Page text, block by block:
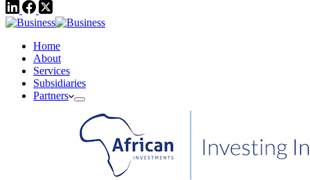
Home
About
Services
Subsidiaries
Partners